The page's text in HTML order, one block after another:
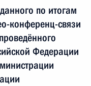
по итогам
конференц-связи
Федерации